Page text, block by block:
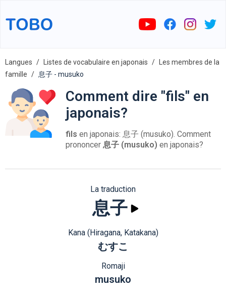
Langues Listes de vocabulaire en japonais
Les membres de la
famille
息子 - musuko
Comment dire "fils" en
japonais?
fils en japonais: 息子 (musuko). Comment
prononcer 息子 (musuko) en japonais?
La traduction
息子
Kana (Hiragana, Katakana)
むすこ
Romaji
musuko